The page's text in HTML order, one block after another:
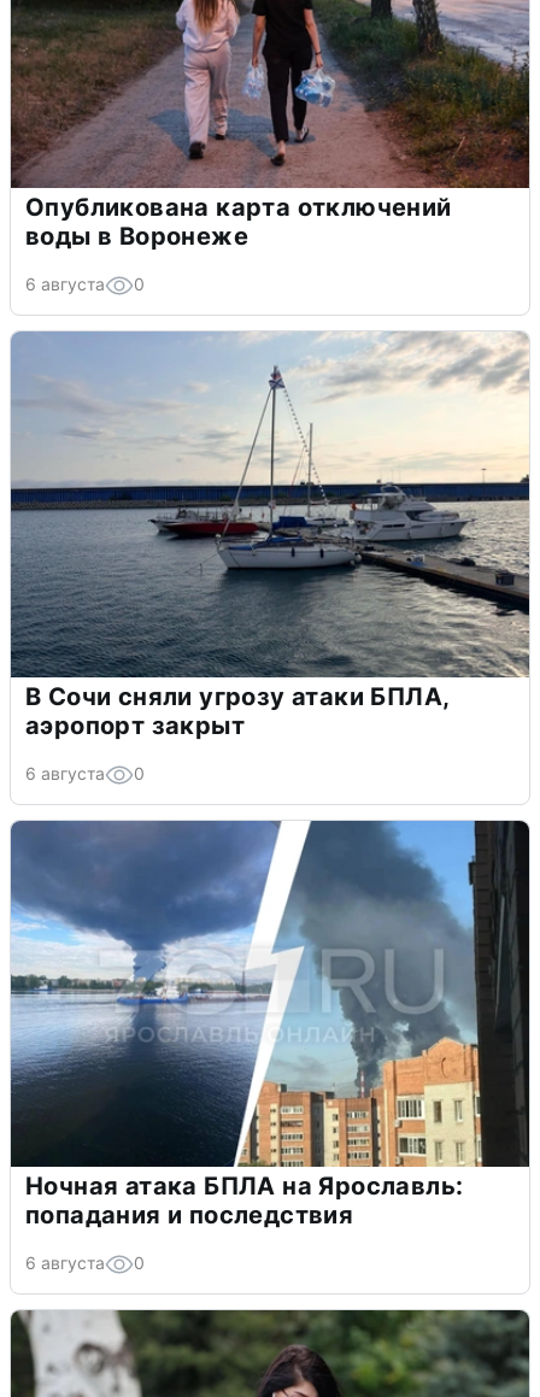
Опубликована карта отключений
воды в Воронеже
6 августа 0
В Сочи сняли угрозу атаки БПЛА,
аэропорт закрыт
6 августа 0
Ночная атака БПЛА на Ярославль:
попадания и последствия
6 августа 0